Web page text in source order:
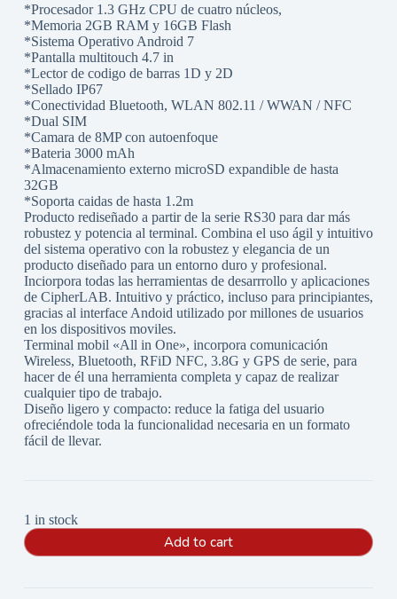
*Procesador 1.3 GHz CPU de cuatro núcleos,
*Memoria 2GB RAM y 16GB Flash
*Sistema Operativo Android 7
*Pantalla multitouch 4.7 in
*Lector de codigo de barras 1D y 2D
*Sellado IP67
*Conectividad Bluetooth, WLAN 802.11 / WWAN / NFC
*Dual SIM
*Camara de 8MP con autoenfoque
*Bateria 3000 mAh
*Almacenamiento externo microSD expandible de hasta
32GB
*Soporta caidas de hasta 1.2m
Producto rediseñado a partir de la serie RS30 para dar más
robustez y potencia al terminal. Combina el uso ágil y intuitivo
del sistema operativo con la robustez y elegancia de un
producto diseñado para un entorno duro y profesional.
Inciorpora todas las herramientas de desarrrollo y aplicaciones
de CipherLAB. Intuitivo y práctico, incluso para principiantes,
gracias al interface Andoid utilizado por millones de usuarios
en los dispositivos moviles.
Terminal mobil «All in One», incorpora comunicación
Wireless, Bluetooth, RFiD NFC, 3.8G y GPS de serie, para
hacer de él una herramienta completa y capaz de realizar
cualquier tipo de trabajo.
Diseño ligero y compacto: reduce la fatiga del usuario
ofreciéndole toda la funcionalidad necesaria en un formato
fácil de llevar.
1 in stock
Add to cart